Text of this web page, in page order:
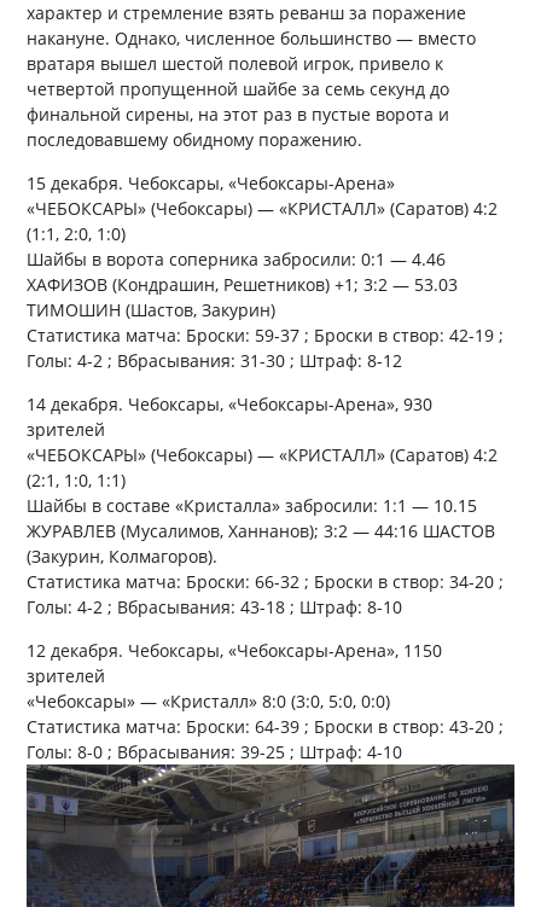
характер и стремление взять реванш за поражение
накануне. Однако, численное большинство — вместо
вратаря вышел шестой полевой игрок, привело к
четвертой пропущенной шайбе за семь секунд до
финальной сирены, на этот раз в пустые ворота и
последовавшему обидному поражению.
15 декабря. Чебоксары, «Чебоксары-Арена»
«ЧЕБОКСАРЫ» (Чебоксары) — «КРИСТАЛЛ» (Саратов) 4:2
(1:1, 2:0, 1:0)
Шайбы в ворота соперника забросили: 0:1 — 4.46
ХАФИЗОВ (Кондрашин, Решетников) +1; 3:2 — 53.03
ТИМОШИН (Шастов, Закурин)
Статистика матча: Броски: 59-37 ; Броски в створ: 42-19 ;
Голы: 4-2 ; Вбрасывания: 31-30 ; Штраф: 8-12
14 декабря. Чебоксары, «Чебоксары-Арена», 930
зрителей
«ЧЕБОКСАРЫ» (Чебоксары) — «КРИСТАЛЛ» (Саратов) 4:2
(2:1, 1:0, 1:1)
Шайбы в составе «Кристалла» забросили: 1:1 — 10.15
ЖУРАВЛЕВ (Мусалимов, Ханнанов); 3:2 — 44:16 ШАСТОВ
(Закурин, Колмагоров).
Статистика матча: Броски: 66-32 ; Броски в створ: 34-20 ;
Голы: 4-2 ; Вбрасывания: 43-18 ; Штраф: 8-10
12 декабря. Чебоксары, «Чебоксары-Арена», 1150
зрителей
«Чебоксары» — «Кристалл» 8:0 (3:0, 5:0, 0:0)
Статистика матча: Броски: 64-39 ; Броски в створ: 43-20 ;
Голы: 8-0 ; Вбрасывания: 39-25 ; Штраф: 4-10